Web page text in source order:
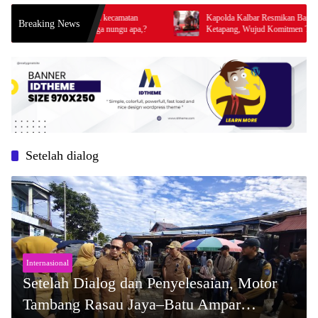
Breaking News
emas di kecamatan
rilis diduga nungu apa,?
Kapolda Kalbar Resmikan Bangunan SPKT
Ketapang, Wujud Komitmen Tingkatkan
Prima Kepolisian
Setelah dialog
Internasional
Setelah Dialog dan Penyelesaian, Motor
Tambang Rasau Jaya–Batu Ampar